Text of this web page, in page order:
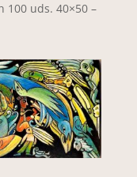
100 uds. 40×50 –